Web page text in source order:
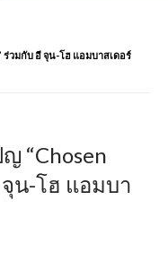
ร่วมกับ อี จุน-โฮ แอมบาสเดอร์
“Chosen
น-โฮ แอมบา